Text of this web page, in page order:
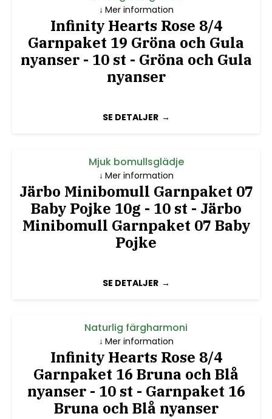
Infinity Hearts Rose 8/4
Garnpaket 19 Gröna och Gula
nyanser - 10 st - Gröna och Gula
nyanser
SE DETALJER
Mer information
Mjuk bomullsglädje
Järbo Minibomull Garnpaket 07
Baby Pojke 10g - 10 st - Järbo
Minibomull Garnpaket 07 Baby
Pojke
SE DETALJER
Mer information
Naturlig färgharmoni
Infinity Hearts Rose 8/4
Garnpaket 16 Bruna och Blå
nyanser - 10 st - Garnpaket 16
Bruna och Blå nyanser
Mer information